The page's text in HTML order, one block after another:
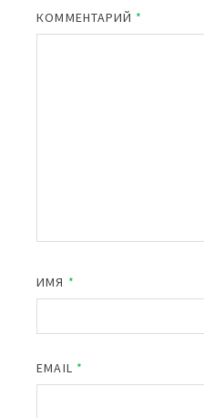
КОММЕНТАРИЙ *
ИМЯ *
EMAIL *